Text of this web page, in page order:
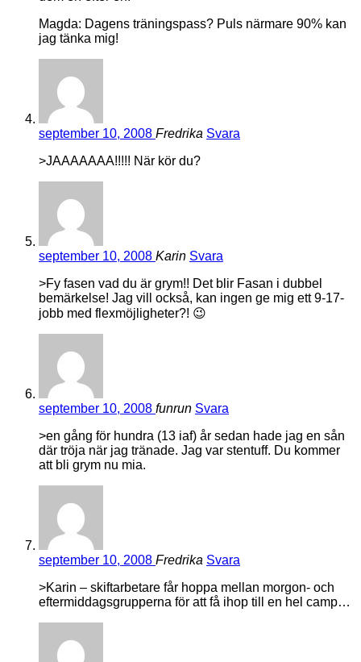
Magda: Dagens träningspass? Puls närmare 90% kan
jag tänka mig!
september 10, 2008 Fredrika Svara
>JAAAAAAA!!!!! När kör du?
september 10, 2008 Karin Svara
>Fy fasen vad du är grym!! Det blir Fasan i dubbel
bemärkelse! Jag vill också, kan ingen ge mig ett 9-17-
jobb med flexmöjligheter?! 😉
september 10, 2008 funrun Svara
>en gång för hundra (13 iaf) år sedan hade jag en sån
där tröja när jag tränade. Jag var stentuff. Du kommer
att bli grym nu mia.
september 10, 2008 Fredrika Svara
>Karin – skiftarbetare får hoppa mellan morgon- och
eftermiddagsgrupperna för att få ihop till en hel camp…